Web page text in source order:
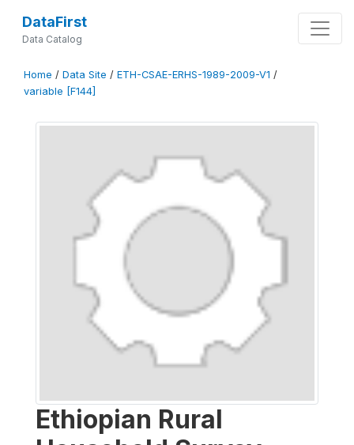
DataFirst
Data Catalog
Home / Data Site / ETH-CSAE-ERHS-1989-2009-V1 /
variable [F144]
Ethiopian Rural